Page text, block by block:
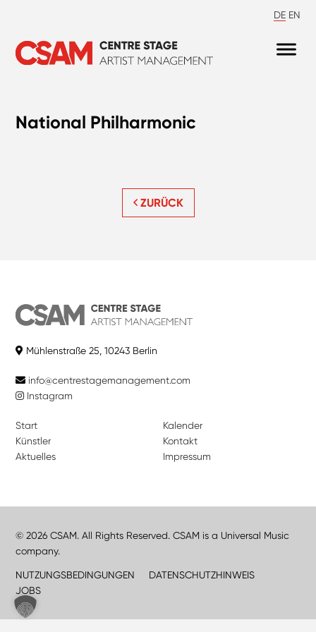
DE EN
National Philharmonic
ZURÜCK
Mühlenstraße 25, 10243 Berlin
info@centrestagemanagement.com
Instagram
Start
Künstler
Aktuelles
Kalender
Kontakt
Impressum
© 2026 CSAM. All Rights Reserved. CSAM is a Universal Music
company.
NUTZUNGSBEDINGUNGEN
DATENSCHUTZHINWEIS
JOBS